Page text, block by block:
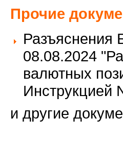
Прочие
Разъяснения
08.08.2024
валютных
Инструкцией
и другие